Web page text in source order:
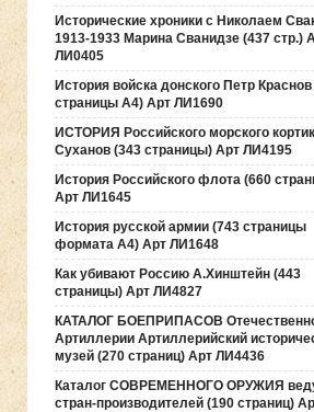
Исторические хроники с Николаем
1913-1933 Марина Сванидзе (437 стр.)
ЛИ0405
История войска донского Петр
страницы А4) Арт ЛИ1690
ИСТОРИЯ Российского морского
Суханов (343 страницы) Арт ЛИ4195
История Российского флота (660
Арт ЛИ1645
История русской армии (743 страницы
формата А4) Арт ЛИ1648
Как убивают Россию А.Хинштейн (443
страницы) Арт ЛИ4827
КАТАЛОГ БОЕПРИПАСОВ
Артиллерии Артиллерийский
музей (270 страниц) Арт ЛИ4436
Каталог СОВРЕМЕННОГО ОРУЖИЯ
стран-производителей (190 страниц)